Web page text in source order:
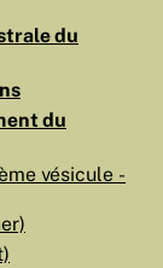
ACCUEIL
du
du
vésicule -